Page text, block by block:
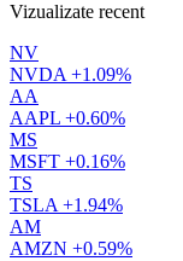
Vizualizate recent
NV
NVDA +1.09%
AA
AAPL +0.60%
MS
MSFT +0.16%
TS
TSLA +1.94%
AM
AMZN +0.59%